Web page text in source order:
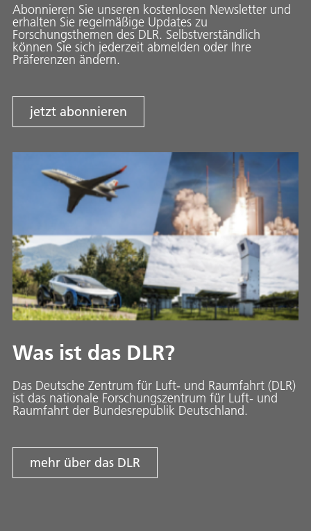
Abonnieren Sie unseren kostenlosen Newsletter und
erhalten Sie regelmäßige Updates zu
Forschungsthemen des DLR. Selbstverständlich
können Sie sich jederzeit abmelden oder Ihre
Präferenzen ändern.
jetzt abonnieren
Was ist das DLR?
Das Deutsche Zentrum für Luft- und Raumfahrt (DLR)
ist das nationale Forschungszentrum für Luft- und
Raumfahrt der Bundesrepublik Deutschland.
mehr über das DLR